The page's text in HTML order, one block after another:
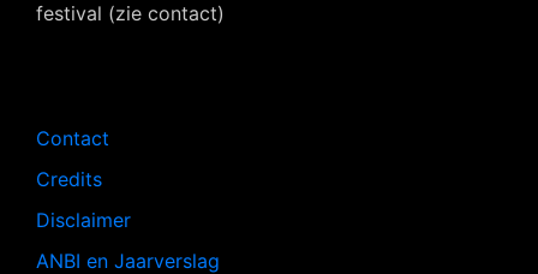
festival (zie contact)
Contact
Credits
Disclaimer
ANBI en Jaarverslag